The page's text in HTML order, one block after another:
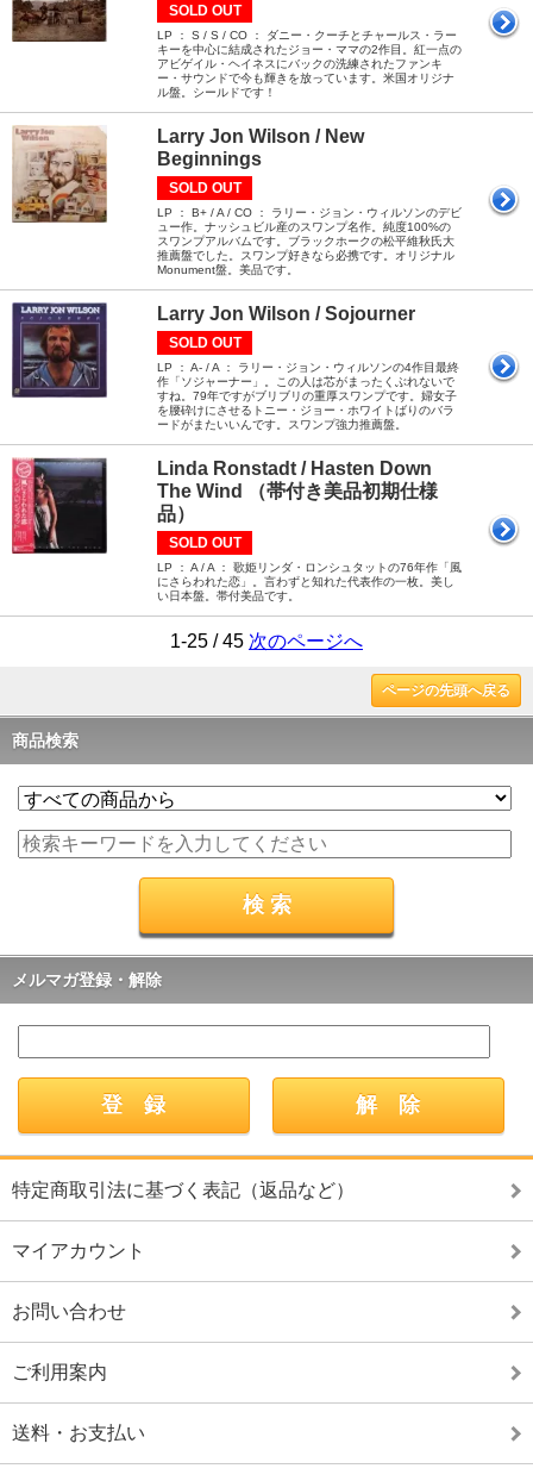
SOLD OUT
LP ： S / S / CO ： ダニー・クーチとチャールス・ラー
キーを中心に結成されたジョー・ママの2作目。紅一点の
アビゲイル・ヘイネスにバックの洗練されたファンキ
ー・サウンドで今も輝きを放っています。米国オリジナ
ル盤。シールドです！
Larry Jon Wilson / New
Beginnings
SOLD OUT
LP ： B+ / A / CO ： ラリー・ジョン・ウィルソンのデビ
ュー作。ナッシュビル産のスワンプ名作。純度100%の
スワンプアルバムです。ブラックホークの松平維秋氏大
推薦盤でした。スワンプ好きなら必携です。オリジナル
Monument盤。美品です。
Larry Jon Wilson / Sojourner
SOLD OUT
LP ： A- / A ： ラリー・ジョン・ウィルソンの4作目最終
作「ソジャーナー」。この人は芯がまったくぶれないで
すね。79年ですがブリブリの重厚スワンプです。婦女子
を腰砕けにさせるトニー・ジョー・ホワイトばりのバラ
ードがまたいいんです。スワンプ強力推薦盤。
Linda Ronstadt / Hasten Down
The Wind （帯付き美品初期仕様
品）
SOLD OUT
LP ： A / A ： 歌姫リンダ・ロンシュタットの76年作「風
にさらわれた恋」。言わずと知れた代表作の一枚。美し
い日本盤。帯付美品です。
1-25 / 45 次のページへ
ページの先頭へ戻る
商品検索
メルマガ登録・解除
特定商取引法に基づく表記（返品など）
マイアカウント
お問い合わせ
ご利用案内
送料・お支払い